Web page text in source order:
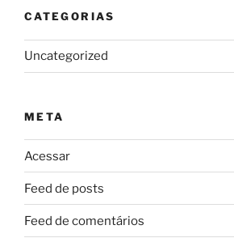
CATEGORIAS
Uncategorized
META
Acessar
Feed de posts
Feed de comentários